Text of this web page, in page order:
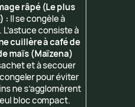
râpé (Le plus
: Il se congèle à
L’astuce consiste à
cuillère à café de
maïs (Maïzena)
et à secouer
pour éviter
ne s’agglomèrent
bloc compact.